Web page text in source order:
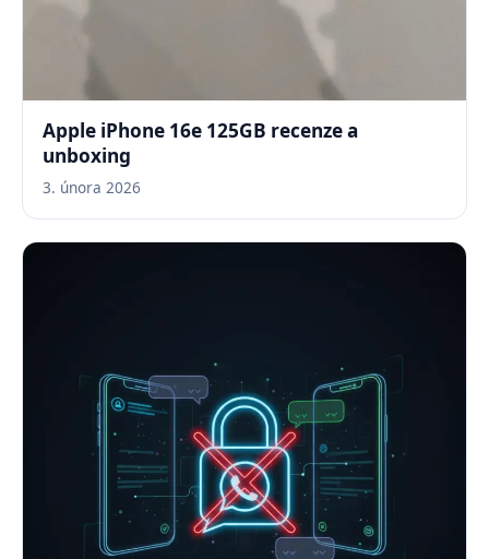
Apple iPhone 16e 125GB recenze a
unboxing
3. února 2026